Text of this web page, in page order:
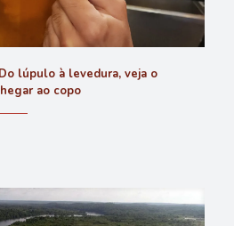
lúpulo à levedura, veja o
ao copo